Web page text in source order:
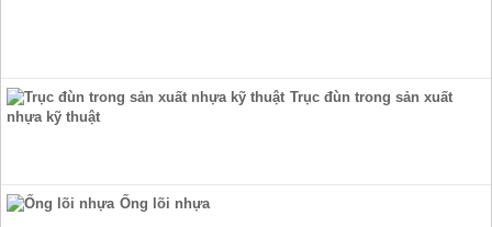
Trục đùn trong sản xuất
nhựa kỹ thuật
Ống lõi nhựa